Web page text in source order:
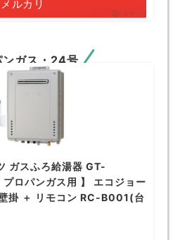
メルカリ
ポチップ
ンガス・24号
ガスふろ給湯器 GT-
ロパンガス用 】 エコジョー
掛 ＋ リモコン RC-B001(台